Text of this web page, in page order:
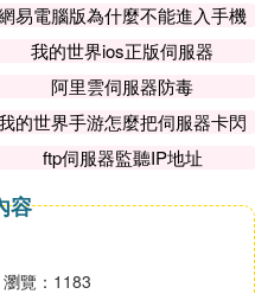
裝的語言，在這部和大
語言的種類，在這里我
安裝使用教程
行環境，最好在安裝過
後是西軟的用戶使用許
，點擊同意就用戶使用
輸入用戶和組織名稱信
易電腦版為什麼不能進入手機
伺服器
我的世界ios正版伺服器
阿里雲伺服器防毒
的世界手游怎麼把伺服器卡閃
退
ftp伺服器監聽IP地址
容
瀏覽：1183